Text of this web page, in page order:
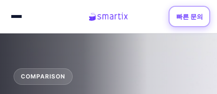
빠른 문의
COMPARISON